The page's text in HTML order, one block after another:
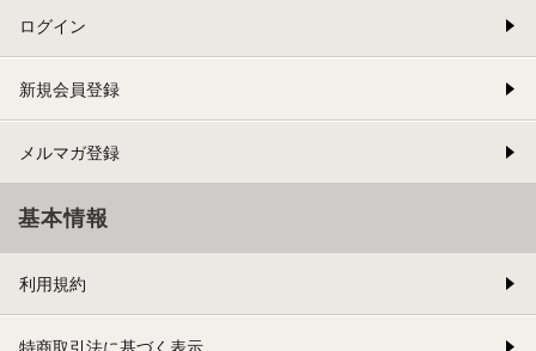
ログイン
新規会員登録
メルマガ登録
基本情報
利用規約